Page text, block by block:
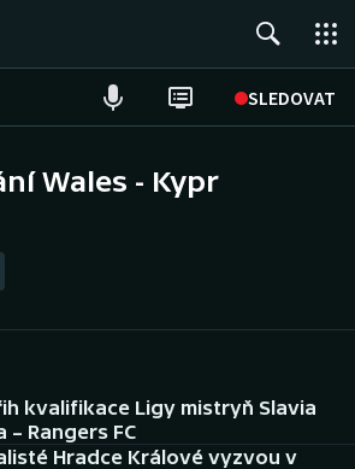
SLEDOVAT
Wales - Kypr
kvalifikace Ligy mistryň Slavia
– Rangers FC
Hradce Králové vyzvou v